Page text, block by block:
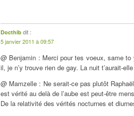
Docthib dit :
5 janvier 2011 à 09:57
@ Benjamin : Merci pour tes voeux, same
il, je n’y trouve rien de gay. La nuit t’aurait-
@ Mamzelle : Ne serait-ce pas plutôt
est vérité au delà de l’aube est peut-être
De la relativité des vérités nocturnes et